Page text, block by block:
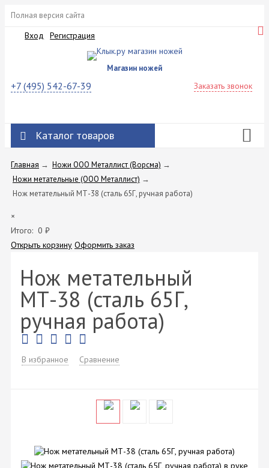
Полная версия сайта
Вход Регистрация
Магазин ножей
+7 (495) 542-67-39 Заказать звонок
Каталог товаров
Главная → Ножи ООО Металлист (Ворсма) →
Ножи метательные (ООО Металлист) →
Нож метательный МТ-38 (сталь 65Г, ручная работа)
×
Итого: 0 ₽
Открыть корзину Оформить заказ
Нож метательный
МТ-38 (сталь 65Г,
ручная работа)
В избранное Сравнение